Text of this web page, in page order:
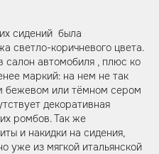
сидений была
светло-коричневого цвета.
салон автомобиля , плюс ко
маркий: на нем не так
бежевом или тёмном сером
декоративная
ромбов. Так же
и накидки на сидения,
уже из мягкой итальянской